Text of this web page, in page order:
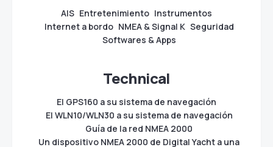
AIS Entretenimiento Instrumentos
Internet a bordo NMEA & Signal K Seguridad
Softwares & Apps
Technical
El GPS160 a su sistema de navegación
El WLN10/WLN30 a su sistema de navegación
Guía de la red NMEA 2000
Un dispositivo NMEA 2000 de Digital Yacht a una